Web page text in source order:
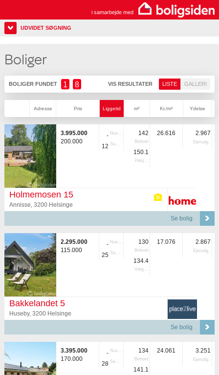
i samarbejde med
UDVIDET SØGNING
Boliger
BOLIGER FUNDET 1 8 VIS RESULTATER LISTE GALLERI
Adresse Pris Liggetid m² Kr./m² Ydelse
3.995.000
200.000
- Nuvær.
12 Samlet
142
Beboet
150.1
Vægtet
26.616 2.967
Ejerudg.
Holmemosen 15
Annisse, 3200 Helsinge
Se bolig
2.295.000
115.000
- Nuvær.
25 Samlet
130
Beboet
134.4
Vægtet
17.076 2.867
Ejerudg.
Bakkelandet 5
Huseby, 3200 Helsinge
Se bolig
3.395.000
170.000
- Nuvær.
28 Samlet
134
Beboet
141.1
24.061 3.251
Ejerudg.